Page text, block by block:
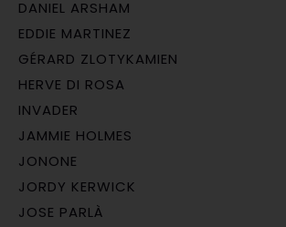
DANIEL ARSHAM
EDDIE MARTINEZ
GÉRARD ZLOTYKAMIEN
HERVE DI ROSA
INVADER
JAMMIE HOLMES
JONONE
JORDY KERWICK
JOSE PARLÀ